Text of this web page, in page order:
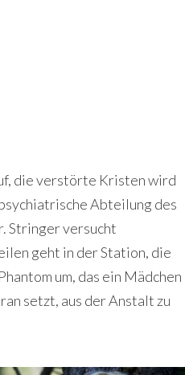
die verstörte Kristen wird
Abteilung des
Stringer versucht
geht in der Station, die
um, das ein Mädchen
setzt, aus der Anstalt zu